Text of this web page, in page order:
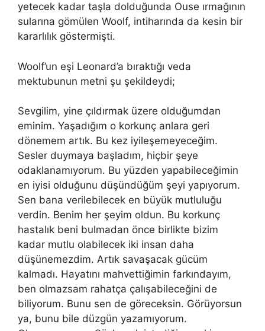
yetecek kadar taşla dolduğunda Ouse ırmağının
sularına gömülen Woolf, intiharında da kesin bir
kararlılık göstermişti.
Woolf’un eşi Leonard’a bıraktığı veda
mektubunun metni şu şekildeydi;
Sevgilim, yine çıldırmak üzere olduğumdan
eminim. Yaşadığım o korkunç anlara geri
dönemem artık. Bu kez iyileşemeyeceğim.
Sesler duymaya başladım, hiçbir şeye
odaklanamıyorum. Bu yüzden yapabileceğimin
en iyisi olduğunu düşündüğüm şeyi yapıyorum.
Sen bana verilebilecek en büyük mutluluğu
verdin. Benim her şeyim oldun. Bu korkunç
hastalık beni bulmadan önce birlikte bizim
kadar mutlu olabilecek iki insan daha
düşünemezdim. Artık savaşacak gücüm
kalmadı. Hayatını mahvettiğimin farkındayım,
ben olmazsam rahatça çalışabileceğini de
biliyorum. Bunu sen de göreceksin. Görüyorsun
ya, bunu bile düzgün yazamıyorum.